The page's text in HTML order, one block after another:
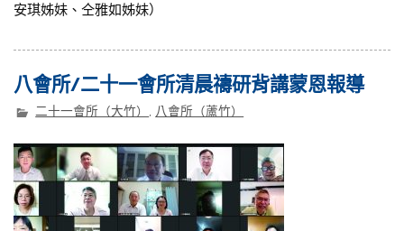
安琪姊妹、仝雅如姊妹）
八會所/二十一會所清晨禱研背講蒙恩報導
二十一會所（大竹） , 八會所（蘆竹）